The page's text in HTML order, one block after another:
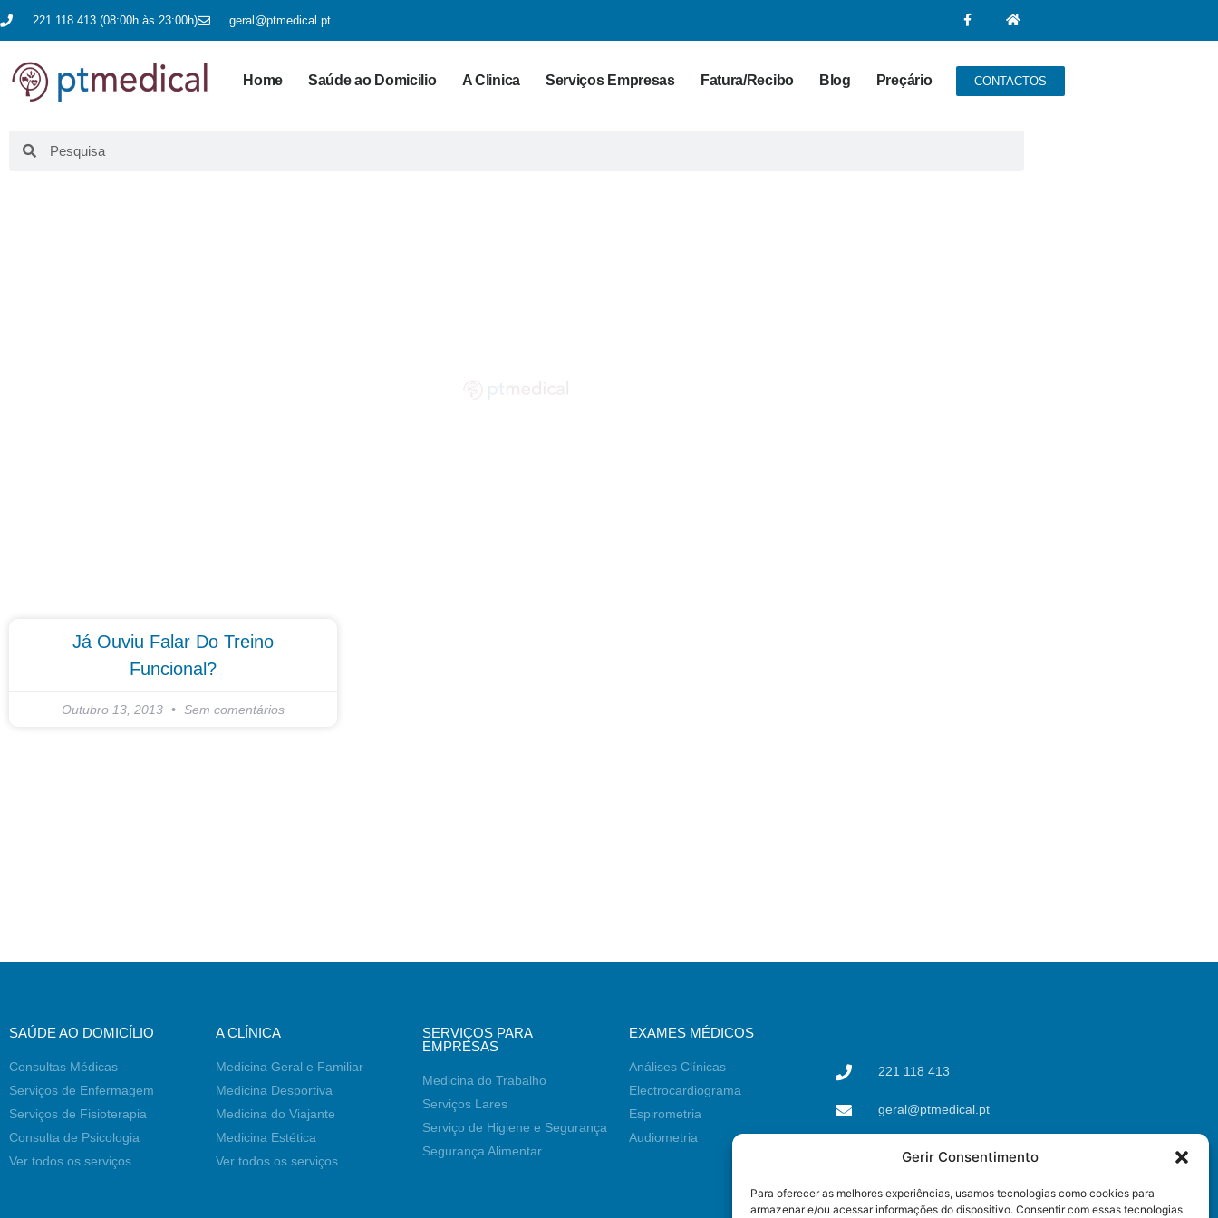
Gerir Consentimento
Para oferecer as melhores experiências, usamos tecnologias como cookies para
armazenar e/ou acessar informações do dispositivo. Consentir com essas tecnologias
221 118 413 (08:00h às 23:00h) geral@ptmedical.pt
Home Saúde ao Domicilio A Clinica Serviços Empresas Fatura/Recibo Blog Preçário CONTACTOS
Já Ouviu Falar Do Treino
Funcional?
Outubro 13, 2013 Sem comentários
SAÚDE AO DOMICÍLIO
Consultas Médicas
Serviços de Enfermagem
Serviços de Fisioterapia
Consulta de Psicologia
Ver todos os serviços...
A CLÍNICA
Medicina Geral e Familiar
Medicina Desportiva
Medicina do Viajante
Medicina Estética
Ver todos os serviços...
SERVIÇOS PARA
EMPRESAS
Medicina do Trabalho
Serviços Lares
Serviço de Higiene e Segurança
Segurança Alimentar
EXAMES MÉDICOS
Análises Clínicas
Electrocardiograma
Espirometria
Audiometria
221 118 413
geral@ptmedical.pt
4425-051 Águas Santas,